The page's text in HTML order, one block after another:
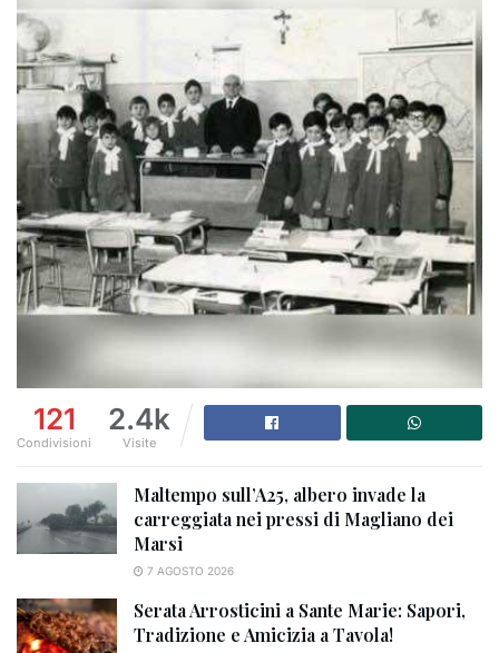
121
Condivisioni
2.4k
Visite
Maltempo sull’A25, albero invade la
carreggiata nei pressi di Magliano dei
Marsi
7 AGOSTO 2026
Serata Arrosticini a Sante Marie: Sapori,
Tradizione e Amicizia a Tavola!